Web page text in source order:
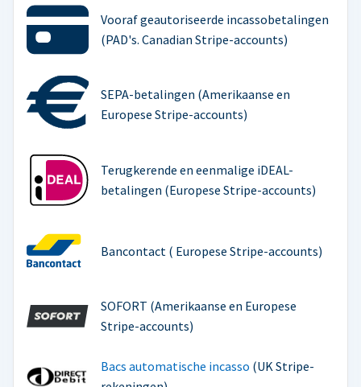
Vooraf geautoriseerde incassobetalingen
(PAD's. Canadian Stripe-accounts)
SEPA-betalingen (Amerikaanse en
Europese Stripe-accounts)
Terugkerende en eenmalige iDEAL-
betalingen (Europese Stripe-accounts)
Bancontact ( Europese Stripe-accounts)
SOFORT (Amerikaanse en Europese
Stripe-accounts)
Bacs automatische incasso (UK Stripe-